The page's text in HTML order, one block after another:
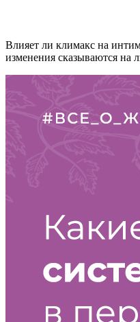
Влияет ли климакс на
изменения сказываются на